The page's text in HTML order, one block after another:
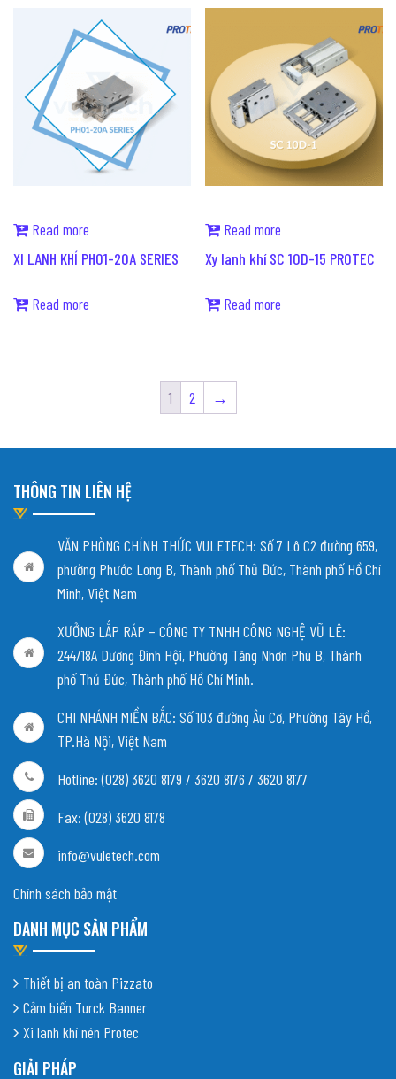
Read more
XI LANH KHÍ PH01-20A SERIES
Read more
Read more
Xy lanh khí SC 10D-15 PROTEC
Read more
1 2 →
THÔNG TIN LIÊN HỆ
VĂN PHÒNG CHÍNH THỨC VULETECH: Số 7 Lô C2 đường 659,
phường Phước Long B, Thành phố Thủ Đức, Thành phố Hồ Chí
Minh, Việt Nam
XƯỞNG LẮP RÁP – CÔNG TY TNHH CÔNG NGHỆ VŨ LÊ:
244/18A Dương Đình Hội, Phường Tăng Nhơn Phú B, Thành
phố Thủ Đức, Thành phố Hồ Chí Minh.
CHI NHÁNH MIỀN BẮC: Số 103 đường Âu Cơ, Phường Tây Hồ,
TP.Hà Nội, Việt Nam
Hotline: (028) 3620 8179 / 3620 8176 / 3620 8177
Fax: (028) 3620 8178
info@vuletech.com
Chính sách bảo mật
DANH MỤC SẢN PHẨM
Thiết bị an toàn Pizzato
Cảm biến Turck Banner
Xi lanh khí nén Protec
GIẢI PHÁP